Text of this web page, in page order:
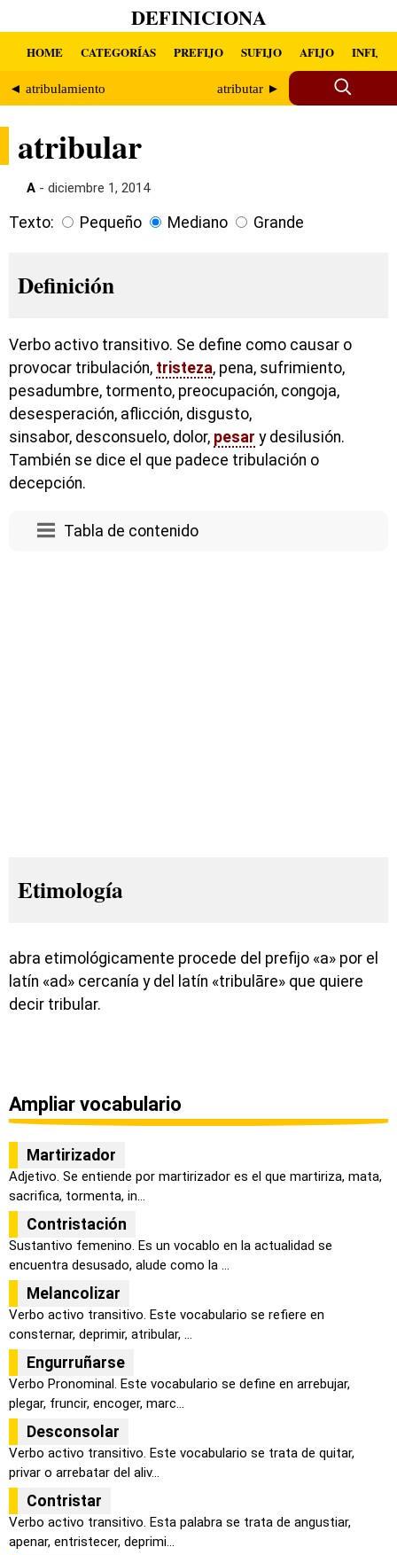
DEFINICIONA
HOME CATEGORÍAS PREFIJO SUFIJO AFIJO INFIJO
◄ atribulamiento atributar ►
atribular
A - diciembre 1, 2014
Texto: Pequeño Mediano Grande
Definición
Verbo activo transitivo. Se define como causar o
provocar tribulación, tristeza, pena, sufrimiento,
pesadumbre, tormento, preocupación, congoja,
desesperación, aflicción, disgusto,
sinsabor, desconsuelo, dolor, pesar y desilusión.
También se dice el que padece tribulación o
decepción.
Tabla de contenido
Etimología
abra etimológicamente procede del prefijo «a» por el
latín «ad» cercanía y del latín «tribulāre» que quiere
decir tribular.
Ampliar vocabulario
Martirizador
Adjetivo. Se entiende por martirizador es el que martiriza, mata,
sacrifica, tormenta, in...
Contristación
Sustantivo femenino. Es un vocablo en la actualidad se
encuentra desusado, alude como la ...
Melancolizar
Verbo activo transitivo. Este vocabulario se refiere en
consternar, deprimir, atribular, ...
Engurruñarse
Verbo Pronominal. Este vocabulario se define en arrebujar,
plegar, fruncir, encoger, marc...
Desconsolar
Verbo activo transitivo. Este vocabulario se trata de quitar,
privar o arrebatar del aliv...
Contristar
Verbo activo transitivo. Esta palabra se trata de angustiar,
apenar, entristecer, deprimi...